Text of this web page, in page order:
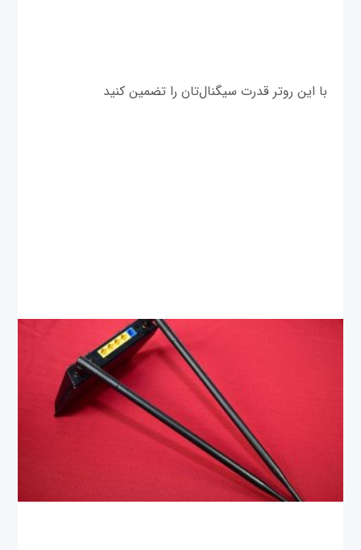
با این روتر قدرت سیگنال‌تان را تضمین کنید